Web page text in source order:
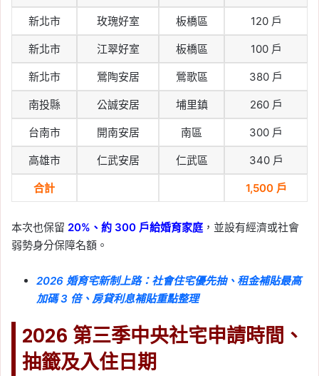
新北市 玫瑰好室 板橋區 120 戶
新北市 江翠好室 板橋區 100 戶
新北市 鶯陶安居 鶯歌區 380 戶
南投縣 公誠安居 埔里鎮 260 戶
台南市 開南安居 南區 300 戶
高雄市 仁武安居 仁武區 340 戶
合計 1,500 戶
本次也保留 20%、約 300 戶給婚育家庭 ，並設有經濟或社會
弱勢身分保障名額。
2026 婚育宅新制上路：社會住宅優先抽、租金補貼最高
加碼 3 倍、房貸利息補貼重點整理
2026 第三季中央社宅申請時間、
抽籤及入住日期